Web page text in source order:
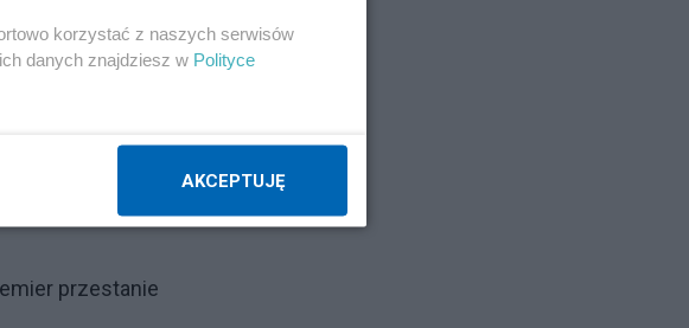
Wojsku
broniła granicy,
broni i ostrej
prezes
przestanie
korzystać z naszych serwisów
danych znajdziesz w Polityce
AKCEPTUJĘ